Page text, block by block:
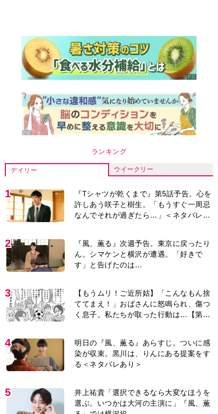
ランキング
デイリー ウイークリー
1
『Tシャツが乾くまで』第5話予告。心を
許しあう咲子と樹生。「もうすぐ一周忌
なんでそれが過ぎたら…」＜ネタバレあ
2
『風、薫る』次週予告。東京に戻ったり
ん。シマケンと横沢が遭遇。「好きで
す」と告げたのは…
3
【もうムリ！ご近所姑】「こんなもん捨
ててまえ！」おばさんに怒鳴られ、傷つ
く息子。私たちが取った行動は…【第3
4
明日の『風、薫る』あらすじ。ついに感
染が収束。黒川は、りんにある提案をす
る＜ネタバレあり＞
5
井上祐貴「選択できるなら大変なほうを
選ぶ。いつかは大河の主演に」『風、薫